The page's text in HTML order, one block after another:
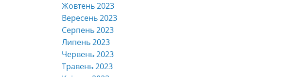
Жовтень 2023
Вересень 2023
Серпень 2023
Липень 2023
Червень 2023
Травень 2023